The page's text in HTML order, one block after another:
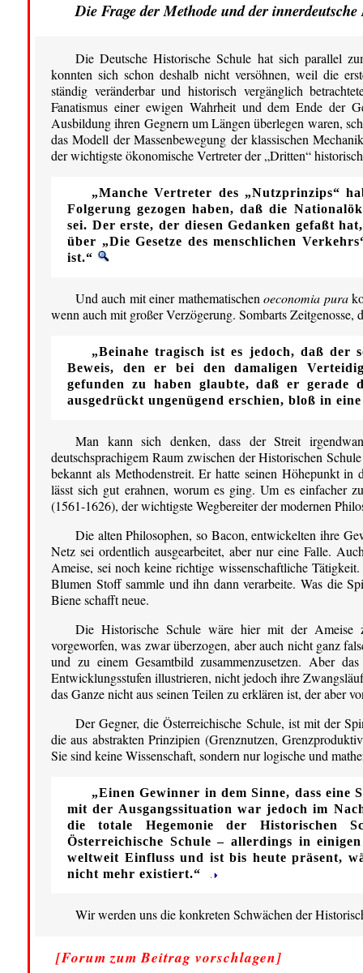
Die Frage der Methode und der
Die Deutsche Historische Schule hat sich parallel
konnten sich schon deshalb nicht versöhnen, weil die
ständig veränderbar und historisch vergänglich
Fanatismus einer ewigen Wahrheit und dem Ende der
Ausbildung ihren Gegnern um Längen überlegen waren,
das Modell der Massenbewegung der klassischen
der wichtigste ökonomische Vertreter der „Dritten“
„Manche Vertreter des „Nutzprinzips“
Folgerung gezogen haben, daß die
sei. Der erste, der diesen Gedanken gefaßt
über „Die Gesetze des menschlichen
ist.“
Und auch mit einer mathematischenoeconomia pura
wenn auch mit großer Verzögerung. Sombarts
„Beinahe tragisch ist es jedoch, daß der
Beweis, den er bei den damaligen
gefunden zu haben glaubte, daß er gerade
ausgedrückt ungenügend erschien, bloß in
Man kann sich denken, dass der Streit
deutschsprachigem Raum zwischen der Historischen
bekannt als Methodenstreit. Er hatte seinen Höhepunkt
lässt sich gut erahnen, worum es ging. Um es einfacher
(1561-1626), der wichtigste Wegbereiter der modernen
Die alten Philosophen, so Bacon, entwickelten ihre
Netz sei ordentlich ausgearbeitet, aber nur eine Falle.
Ameise, sei noch keine richtige wissenschaftliche
Blumen Stoff sammle und ihn dann verarbeite. Was die
Biene schafft neue.
Die Historische Schule wäre hier mit der
vorgeworfen, was zwar überzogen, aber auch nicht ganz
und zu einem Gesamtbild zusammenzusetzen. Aber
Entwicklungsstufen illustrieren, nicht jedoch ihre
das Ganze nicht aus seinen Teilen zu erklären ist, der aber
Der Gegner, die Österreichische Schule, ist mit der
die aus abstrakten Prinzipien (Grenznutzen,
Sie sind keine Wissenschaft, sondern nur logische und
„Einen Gewinner in dem Sinne, dass eine
mit der Ausgangssituation war jedoch im
die totale Hegemonie der Historischen
Österreichische Schule – allerdings in
weltweit Einfluss und ist bis heute präsent,
nicht mehr existiert.“
Wir werden uns die konkreten Schwächen der
[Forum zum Beitrag vorschlagen]